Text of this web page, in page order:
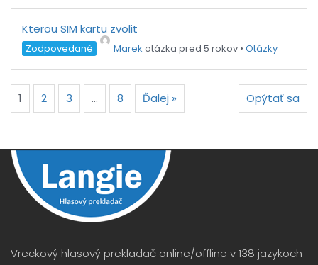
Kterou SIM kartu zvolit
Zodpovedané Marek otázka pred 5 rokov • Otázky
1 2 3 … 8 Ďalej » Opýtať sa
Vreckový hlasový prekladač online/offline v 138 jazykoch